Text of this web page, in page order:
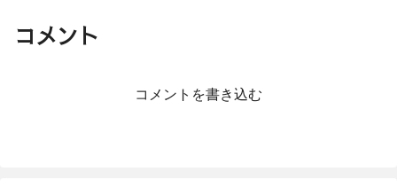
コメント
コメントを書き込む